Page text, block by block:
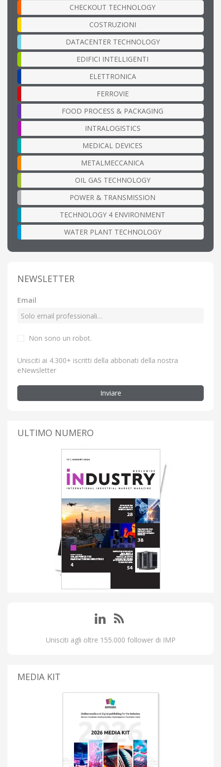
CHECKOUT TECHNOLOGY
COSTRUZIONI
DATACENTER TECHNOLOGY
EDIFICI INTELLIGENTI
ELETTRONICA
FERROVIE
FOOD PROCESS & PACKAGING
INTRALOGISTICS
MEDICAL DEVICES
METALMECCANICA
OIL GAS TECHNOLOGY
POWER & TRANSMISSION
TECHNOLOGY 4 ENVIRONMENT
WATER PLANT TECHNOLOGY
NEWSLETTER
Email
Non sono un robot.
Unisciti ai 4.300+ iscritti della abbonati della nostra
eNewsletter
Inviare
ULTIMO NUMERO
Unisciti agli oltre 155.000 follower di IMP
MEDIA KIT